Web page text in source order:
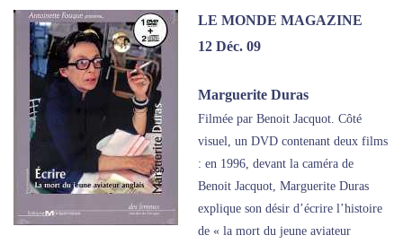
LE MONDE MAGAZINE
12 Déc. 09
Marguerite Duras
Filmée par Benoit Jacquot. Côté
visuel, un DVD contenant deux films
: en 1996, devant la caméra de
Benoit Jacquot, Marguerite Duras
explique son désir d’écrire l’histoire
de « la mort du jeune aviateur